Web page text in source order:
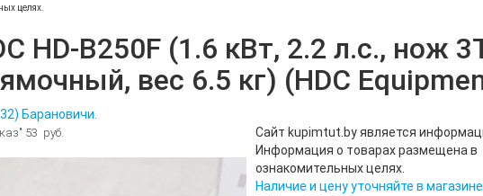
целях.
HD-B250F (1.6 кВт, 2.2 л.с., нож
вес 6.5 кг) (HDC
Барановичи.
53 руб.
Сайт kupimtut.by является
Информация о товарах размещена в
ознакомительных целях.
Наличие и цену уточняйте в